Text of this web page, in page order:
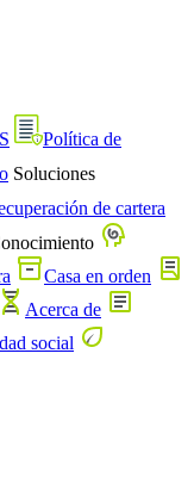
Política de
Soluciones
de cartera
Casa en orden
Acerca de
social